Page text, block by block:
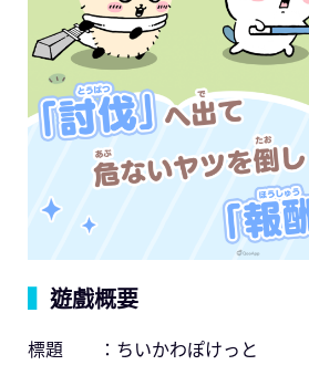
遊戲概要
標題 ：ちいかわぽけっと